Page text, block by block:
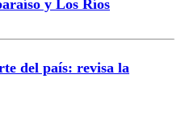
y Los Ríos
del país: revisa la